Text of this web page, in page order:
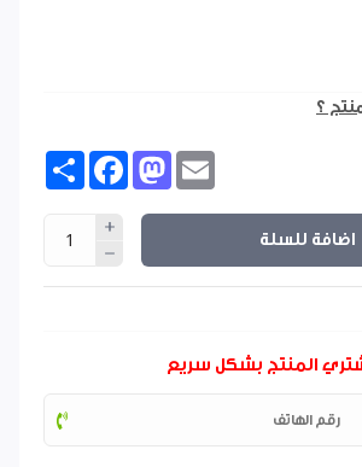
؟
Share FacebookMastodon
اضافة للسلة
المنتج بشكل سريع